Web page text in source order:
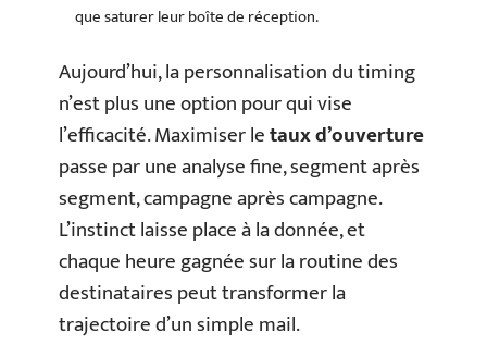
que saturer leur boîte de réception.
Aujourd’hui, la personnalisation du timing
n’est plus une option pour qui vise
l’efficacité. Maximiser letaux d’ouverture
passe par une analyse fine, segment après
segment, campagne après campagne.
L’instinct laisse place à la donnée, et
chaque heure gagnée sur la routine des
destinataires peut transformer la
trajectoire d’un simple mail.